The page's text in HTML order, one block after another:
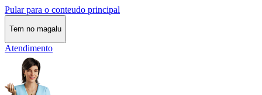
Pular para o conteudo principal
Tem no magalu
Atendimento